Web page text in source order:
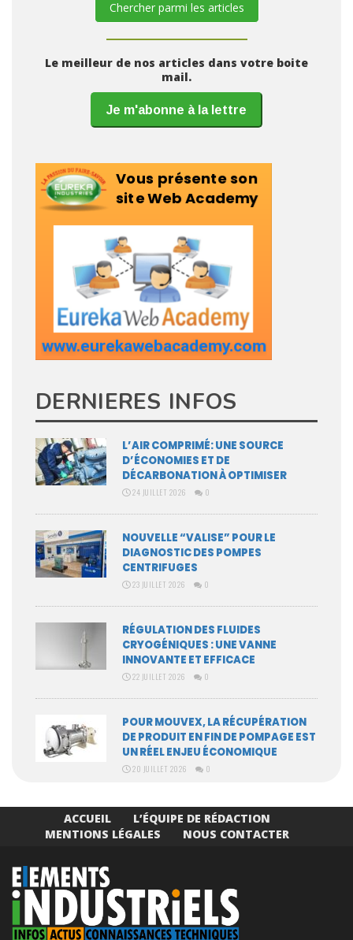
Le meilleur de nos articles dans votre boite
mail.
Je m'abonne à la lettre
DERNIERES INFOS
L’AIR COMPRIMÉ: UNE SOURCE
D’ÉCONOMIES ET DE
DÉCARBONATION À OPTIMISER
24 JUILLET 2026 0
NOUVELLE “VALISE” POUR LE
DIAGNOSTIC DES POMPES
CENTRIFUGES
23 JUILLET 2026 0
RÉGULATION DES FLUIDES
CRYOGÉNIQUES : UNE VANNE
INNOVANTE ET EFFICACE
22 JUILLET 2026 0
POUR MOUVEX, LA RÉCUPÉRATION
DE PRODUIT EN FIN DE POMPAGE EST
UN RÉEL ENJEU ÉCONOMIQUE
20 JUILLET 2026 0
ACCUEIL
L’ÉQUIPE DE RÉDACTION
MENTIONS LÉGALES
NOUS CONTACTER